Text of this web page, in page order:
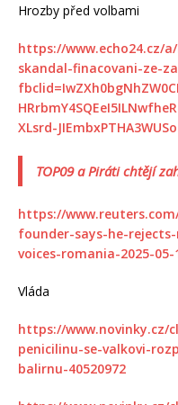
Hrozby před volbami
https://www.echo24.cz/
skandal-finacovani-ze-
XLsrd-
TOP09 a Piráti chtějí
https://
founder-says-he-
voices-romania-2025-05-
Vláda
https://www.novinky.cz/
penicilinu-se-valkovi-
balirnu-40520972